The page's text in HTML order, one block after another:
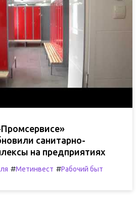
санитарно-
на предприятиях
#Метинвест #Рабочий быт